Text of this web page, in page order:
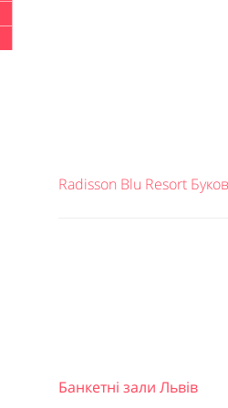
Radisson Blu Resort
Банкетні зали Львів